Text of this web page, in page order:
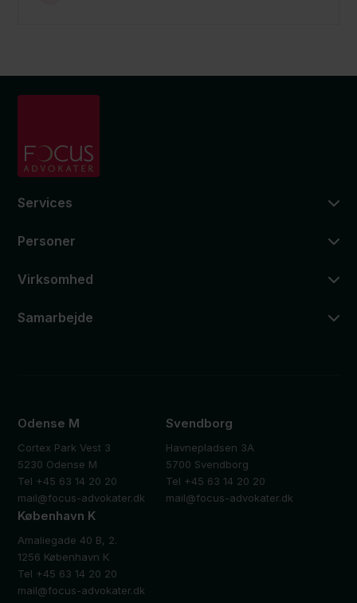
Services
Personer
Virksomhed
Samarbejde
Odense M
Cortex Park Vest 3
5230 Odense M
Tel +45 63 14 20 20
mail@focus-advokater.dk
Svendborg
Havnepladsen 3A
5700 Svendborg
Tel +45 63 14 20 20
mail@focus-advokater.dk
København K
Amaliegade 40 B, 2.
1256 København K
Tel +45 63 14 20 20
mail@focus-advokater.dk